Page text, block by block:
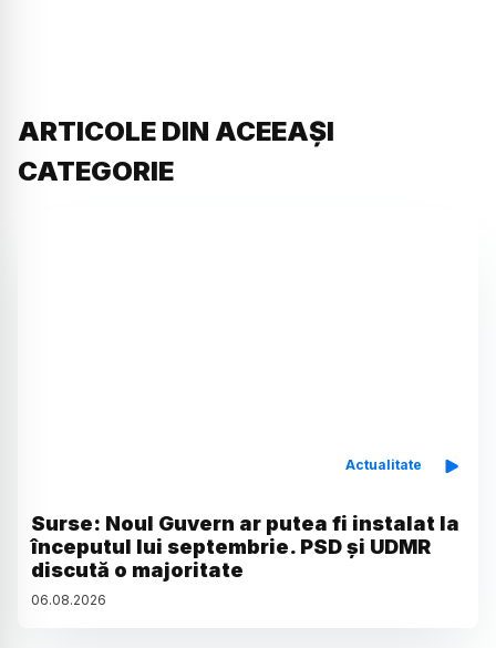
ARTICOLE DIN ACEEAȘI
CATEGORIE
Actualitate
Surse: Noul Guvern ar putea fi instalat la
începutul lui septembrie. PSD și UDMR
discută o majoritate
06.08.2026